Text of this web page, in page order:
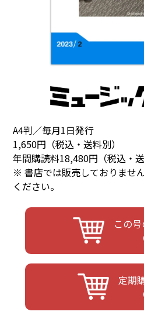
A4判／毎月1日発行
1,650円（税込・送料別）
年間購読料18,480円（税込・送
※ 書店では販売しておりませ
ください。
この
定期